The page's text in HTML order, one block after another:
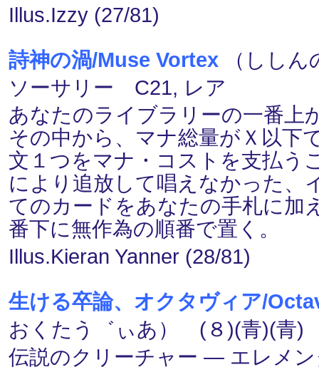
Illus.Izzy (27/81)
詩神の渦/Muse Vortex （しし
ソーサリー C21, レア
あなたのライブラリーの一番上
その中から、マナ総量がＸ以下
文１つをマナ・コストを支払う
により追放して唱えなかった、
てのカードをあなたの手札に加
番下に無作為の順番で置く。
Illus.Kieran Yanner (28/81)
生ける卒論、オクタヴィア/
おくたう゛ぃあ） (８)(青)(青)
伝説のクリーチャー ― エレメ